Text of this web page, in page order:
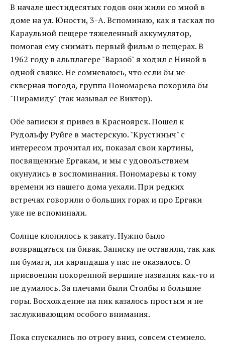
В начале шестидесятых годов они жили со мной в
доме на ул. Юности, 3-А. Вспоминаю, как я таскал по
Караульной пещере тяжеленный аккумулятор,
помогая ему снимать первый фильм о пещерах. В
1962 году в альплагере "Варзоб" я ходил с Ниной в
одной связке. Не сомневаюсь, что если бы не
скверная погода, группа Пономарева покорила бы
"Пирамиду" (так называл ее Виктор).
Обе записки я привез в Красноярск. Пошел к
Рудольфу Руйге в мастерскую. "Крустиныч" с
интересом прочитал их, показал свои картины,
посвященные Ергакам, и мы с удовольствием
окунулись в воспоминания. Пономаревы к тому
времени из нашего дома уехали. При редких
встречах говорили о больших горах и про Ергаки
уже не вспоминали.
Солнце клонилось к закату. Нужно было
возвращаться на бивак. Записку не оставили, так как
ни бумаги, ни карандаша у нас не оказалось. О
присвоении покоренной вершине названия как-то и
не думалось. За плечами были Столбы и большие
горы. Восхождение на пик казалось простым и не
заслуживающим особого внимания.
Пока спускались по отрогу вниз, совсем стемнело.